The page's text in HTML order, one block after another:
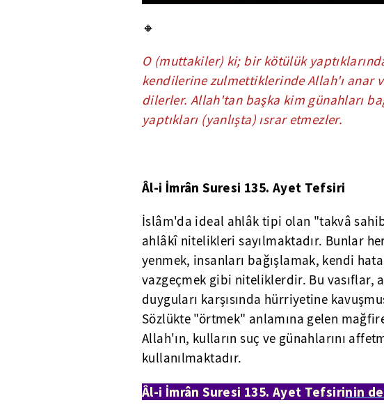
🔸
O (muttakiler) ki; bir kötülük
kendilerine zulmettiklerinde Allah'ı anar
dilerler. Allah'tan başka kim günahları
yaptıkları (yanlışta) ısrar etmezler.
Âl-i İmrân Suresi 135. Ayet Tefsiri
İslâm'da ideal ahlâk tipi olan "takvâ
ahlâkî nitelikleri sayılmaktadır. Bunlar
yenmek, insanları bağışlamak, kendi
vazgeçmek gibi niteliklerdir. Bu vasıflar,
duyguları karşısında hürriyetine
Sözlükte "örtmek" anlamına gelen
Allah'ın, kulların suç ve günahlarını
kullanılmaktadır.
Âl-i İmrân Suresi 135. Ayet Tefsirinin